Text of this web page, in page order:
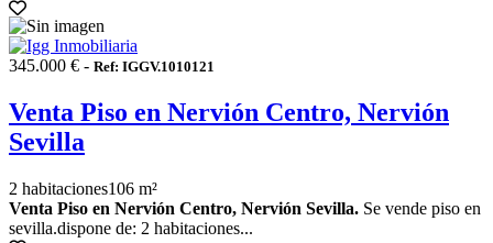
345.000 € - Ref: IGGV.1010121
Venta Piso en Nervión Centro, Nervión
Sevilla
2 habitaciones106 m²
Venta Piso en Nervión Centro, Nervión Sevilla. Se vende piso en
sevilla.dispone de: 2 habitaciones...